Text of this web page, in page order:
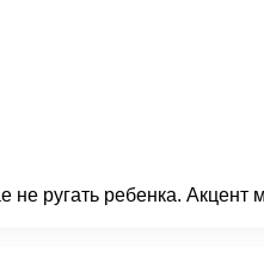
не ругать ребенка. Акцент